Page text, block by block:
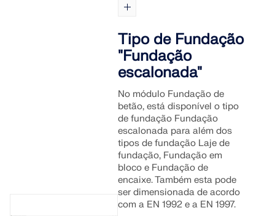
Tipo de Fundação
"Fundação
escalonada"
No módulo Fundação de
betão, está disponível o tipo
de fundação Fundação
escalonada para além dos
tipos de fundação Laje de
fundação, Fundação em
bloco e Fundação de
encaixe. Também esta pode
ser dimensionada de acordo
com a EN 1992 e a EN 1997.